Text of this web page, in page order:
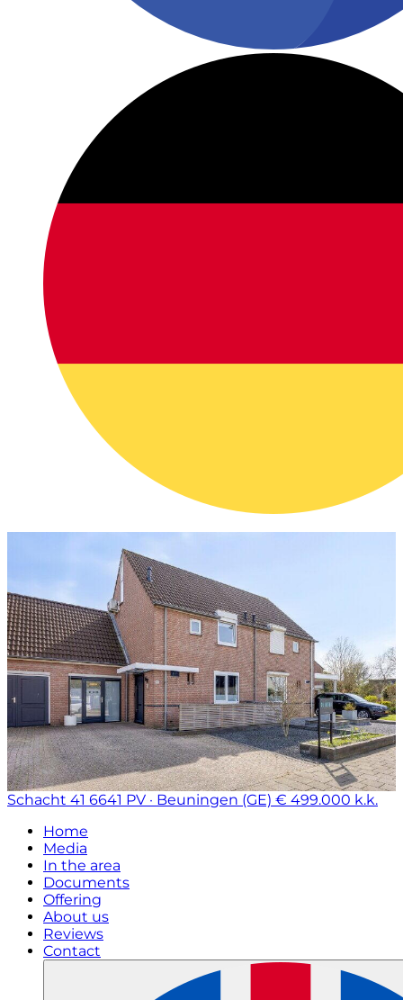
Schacht 41 6641 PV · Beuningen (GE) € 499.000 k.k.
Home
Media
In the area
Documents
Offering
About us
Reviews
Contact